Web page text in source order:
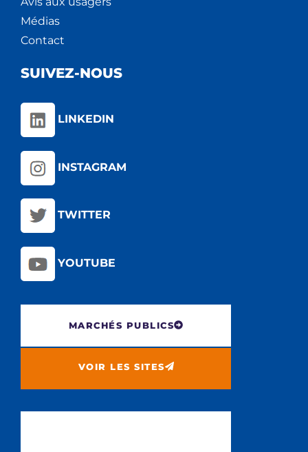
Médias
Contact
SUIVEZ-NOUS
LINKEDIN
INSTAGRAM
TWITTER
YOUTUBE
MARCHÉS PUBLICS
VOIR LES SITES